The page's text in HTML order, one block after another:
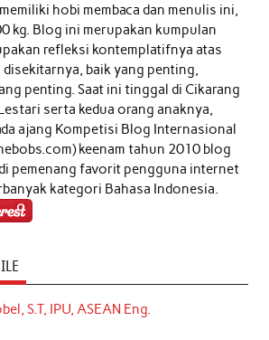
hobi membaca dan menulis ini,
kg. Blog ini merupakan kumpulan
refleksi kontemplatifnya atas
disekitarnya, baik yang penting,
penting. Saat ini tinggal di Cikarang
serta kedua orang anaknya,
ajang Kompetisi Blog Internasional
keenam tahun 2010 blog
pemenang favorit pengguna internet
kategori Bahasa Indonesia.
S.T, IPU, ASEAN Eng.